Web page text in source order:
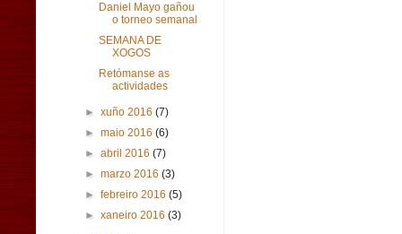
Daniel Mayo gañou
o torneo semanal
SEMANA DE
XOGOS
Retómanse as
actividades
►xuño 2016(7)
►maio 2016(6)
►abril 2016(7)
►marzo 2016(3)
►febreiro 2016(5)
►xaneiro 2016(3)